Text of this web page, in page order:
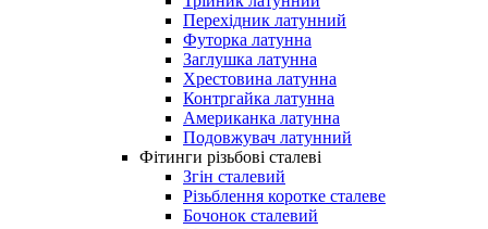
Перехідник латунний
Футорка латунна
Заглушка латунна
Хрестовина латунна
Контргайка латунна
Американка латунна
Подовжувач латунний
Фітинги різьбові сталеві
Згін сталевий
Різьблення коротке сталеве
Бочонок сталевий